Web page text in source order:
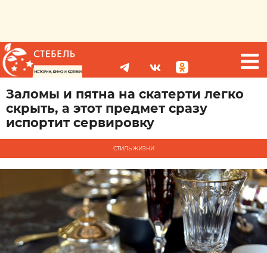
Заломы и пятна на скатерти легко
скрыть, а этот предмет сразу
испортит сервировку
СТИЛЬ ЖИЗНИ